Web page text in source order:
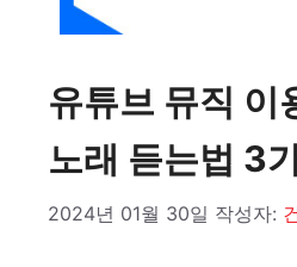
유튜브 뮤직 이
노래 듣는법 3
2024년 01월 30일 작성자: